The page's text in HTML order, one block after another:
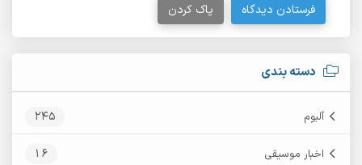
دسته بندی
آلبوم 245
اخبار موسیقی 16
فرستادن دیدگاه پاک کردن